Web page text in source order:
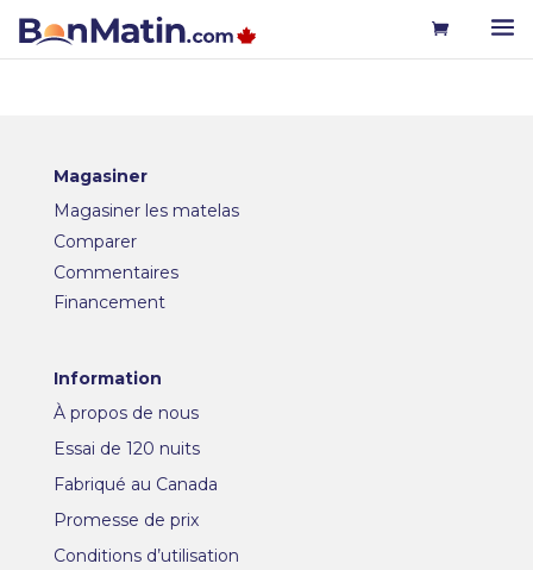
Magasiner
Magasiner les matelas
Comparer
Commentaires
Financement
Information
À propos de nous
Essai de 120 nuits
Fabriqué au Canada
Promesse de prix
Conditions d’utilisation